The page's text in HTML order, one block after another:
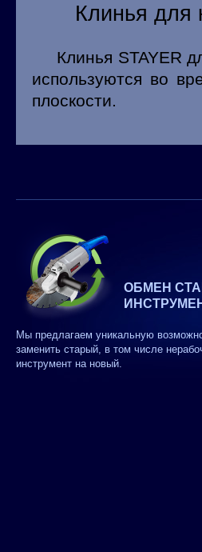
Клинья для
Клинья STAYER
используются во
плоскости.
ОБМЕН
Мы предлагаем уникальную
заменить старый, в том числе
инструмент на новый.